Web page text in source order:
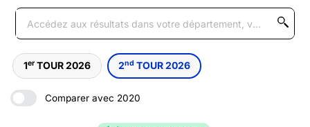
1er TOUR 2026 2nd TOUR 2026
Comparer avec 2020